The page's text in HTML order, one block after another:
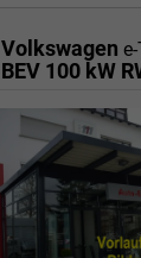
Volkswagen
BEV 100 kW